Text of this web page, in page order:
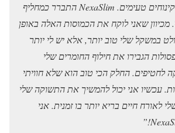
שלי מבלי לוותר על קינוחים טעימים. NexaSlim התברר כמחליף
שאני לוקח את הכמוסות האלה באופן
במשקל שלי טוב יותר, אלא יש לי יותר
הגבירו את חילוף החומרים שלי
לחטיפים. החלק הכי טוב הוא שלא חוויתי
עכשיו אני יכול להמשיך את התשוקה שלי
לאורח חיים בריא יותר בו זמנית. אני